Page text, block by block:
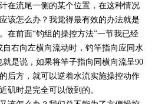
在流尾一侧的某个位置，在这种情况
该怎么办？我觉得最有效的办法就是
在前面“钓组的操控方法”一节我已经
右向左横向流动时，钓竿指向应同水
就是说，如果将竿子指向同横向流呈90
后方，就可以逆着水流实施操控动作
矶时是完全可以做到的。